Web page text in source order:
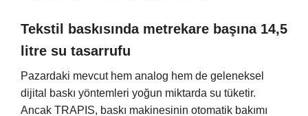
Tekstil baskısında metrekare başına 14,5
litre su tasarrufu
Pazardaki mevcut hem analog hem de geleneksel
dijital baskı yöntemleri yoğun miktarda su tüketir.
Ancak TRAPIS, baskı makinesinin otomatik bakımı